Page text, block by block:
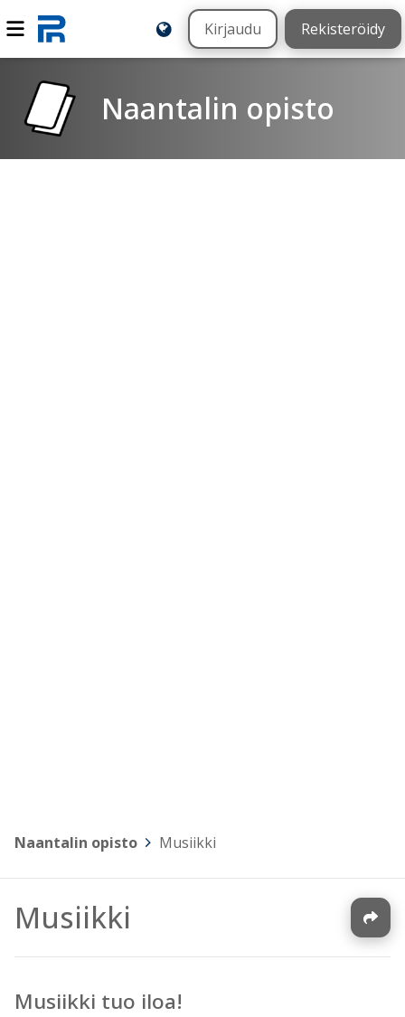
Kirjaudu Rekisteröidy
Naantalin opisto
Naantalin opisto Musiikki
Musiikki
Musiikki tuo iloa!